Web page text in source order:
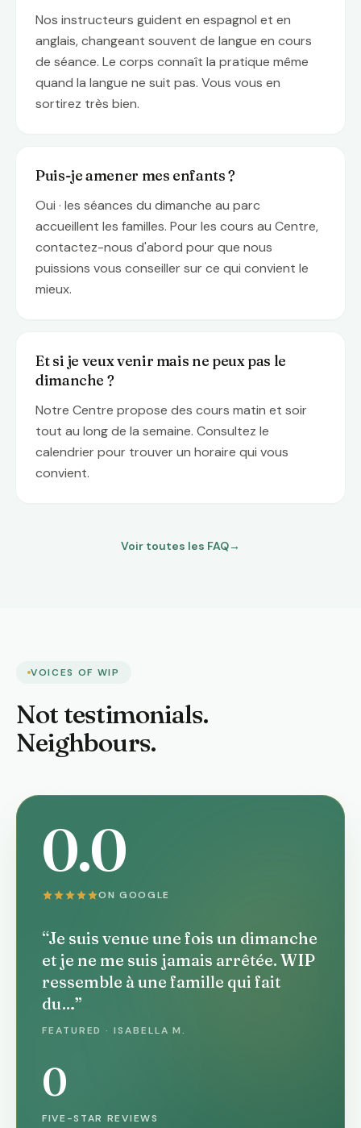
Nos instructeurs guident en espagnol et en
anglais, changeant souvent de langue en cours
de séance. Le corps connaît la pratique même
quand la langue ne suit pas. Vous vous en
sortirez très bien.
Puis-je amener mes enfants ?
Oui · les séances du dimanche au parc
accueillent les familles. Pour les cours au Centre,
contactez-nous d'abord pour que nous
puissions vous conseiller sur ce qui convient le
mieux.
Et si je veux venir mais ne peux pas le
dimanche ?
Notre Centre propose des cours matin et soir
tout au long de la semaine. Consultez le
calendrier pour trouver un horaire qui vous
convient.
Voir toutes les FAQ→
VOICES OF WIP
Not testimonials.
Neighbours.
0.0
ON GOOGLE
“Je suis venue une fois un dimanche
et je ne me suis jamais arrêtée. WIP
ressemble à une famille qui fait
du…”
FEATURED · ISABELLA M.
0
FIVE-STAR REVIEWS